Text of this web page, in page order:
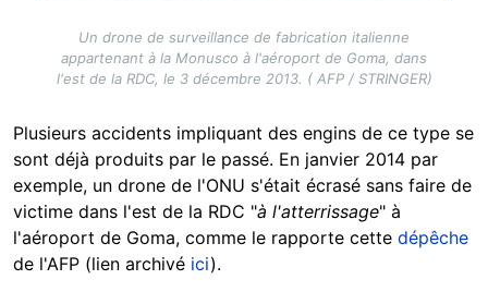
Un drone de surveillance de fabrication italienne
appartenant à la Monusco à l'aéroport de Goma, dans
l'est de la RDC, le 3 décembre 2013. ( AFP / STRINGER)
Plusieurs accidents impliquant des engins de ce type se
sont déjà produits par le passé. En janvier 2014 par
exemple, un drone de l'ONU s'était écrasé sans faire de
victime dans l'est de la RDC "à l'atterrissage" à
l'aéroport de Goma, comme le rapporte cette dépêche
de l'AFP (lien archivé ici).